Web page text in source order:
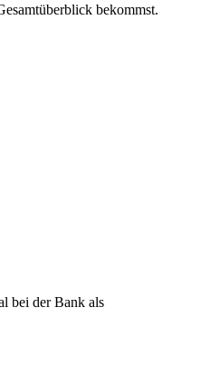
bekommst.
bei der Bank als